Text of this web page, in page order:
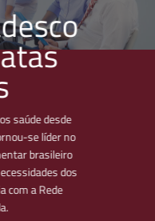
saúde desde
se líder no
brasileiro
dos
com a Rede